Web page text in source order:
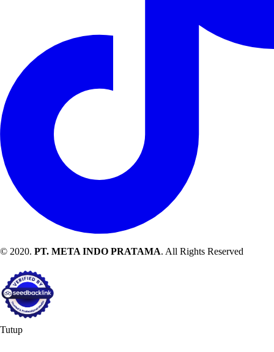
© 2020. PT. META INDO PRATAMA. All Rights Reserved
Tutup